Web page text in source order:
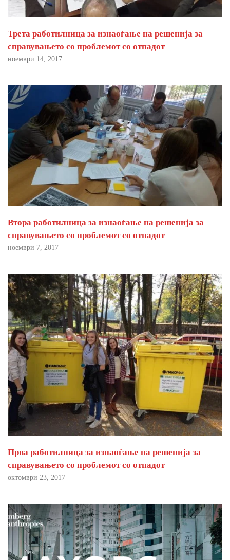
Трета работилница за изнаоѓање на решенија за
справувањето со проблемот со отпадот
ноември 14, 2017
Втора работилница за изнаоѓање на решенија за
справувањето со проблемот со отпадот
ноември 7, 2017
Прва работилница за изнаоѓање на решенија за
справувањето со проблемот со отпадот
октомври 23, 2017